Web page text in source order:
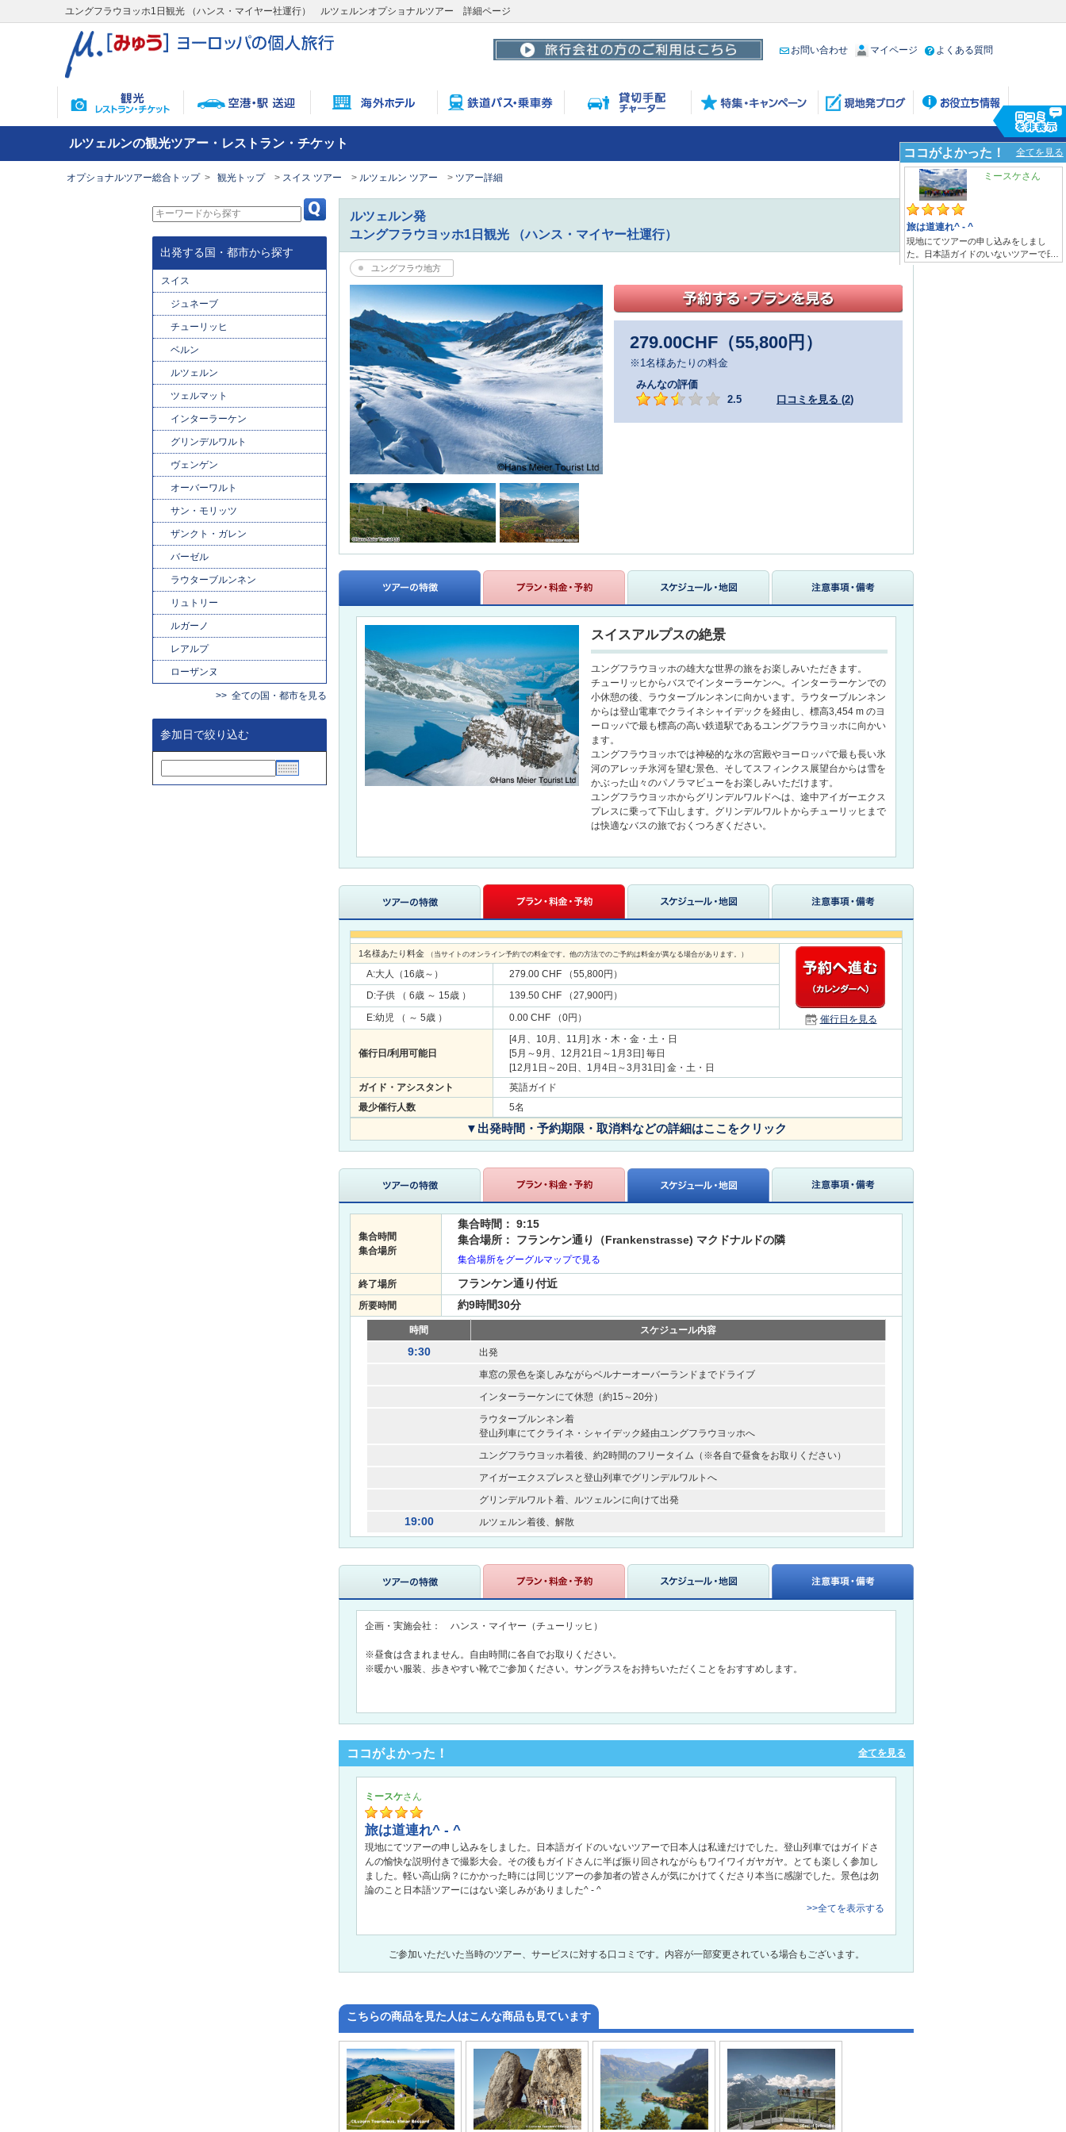
ユングフラウヨッホ1日観光 （ハンス・マイヤー社運行） ルツェルンオプショナルツアー 詳細ページ
お問い合わせ マイページ よくある質問
ルツェルンの観光ツアー・レストラン・チケット
オプショナルツアー総合トップ 観光トップ スイス ツアー ルツェルン ツアー ツアー詳細
出発する国・都市から探す
スイス
ジュネーブ
チューリッヒ
ベルン
ルツェルン
ツェルマット
インターラーケン
グリンデルワルト
ヴェンゲン
オーバーワルト
サン・モリッツ
ザンクト・ガレン
バーゼル
ラウターブルンネン
リュトリー
ルガーノ
レアルプ
ローザンヌ
全ての国・都市を見る
参加日で絞り込む
ルツェルン発
ユングフラウヨッホ1日観光 （ハンス・マイヤー社運行）
ユングフラウ地方
279.00CHF （55,800円）
※1名様あたりの料金
みんなの評価
2.5
口コミを見る (2)
スイスアルプスの絶景
ユングフラウヨッホの雄大な世界の旅をお楽しみいただきます。
チューリッヒからバスでインターラーケンへ。インターラーケンでの
小休憩の後、ラウターブルンネンに向かいます。ラウターブルンネン
からは登山電車でクライネシャイデックを経由し、標高3,454 m のヨ
ーロッパで最も標高の高い鉄道駅であるユングフラウヨッホに向かい
ます。
ユングフラウヨッホでは神秘的な氷の宮殿やヨーロッパで最も長い氷
河のアレッチ氷河を望む景色、そしてスフィンクス展望台からは雪を
かぶった山々のパノラマビューをお楽しみいただけます。
ユングフラウヨッホからグリンデルワルドへは、途中アイガーエクス
プレスに乗って下山します。グリンデルワルトからチューリッヒまで
は快適なバスの旅でおくつろぎください。
1名様あたり料金 （当サイトのオンライン予約での料金です。他の方法でのご予約は料金が異なる場合があります。）
催行日を見る
A:大人（16歳～）
279.00 CHF （55,800円）
D:子供 （ 6歳 ～ 15歳 ）
139.50 CHF （27,900円）
E:幼児 （ ～ 5歳 ）
0.00 CHF （0円）
催行日/利用可能日
[4月、10月、11月] 水・木・金・土・日
[5月～9月、12月21日～1月3日] 毎日
[12月1日～20日、1月4日～3月31日] 金・土・日
ガイド・アシスタント
英語ガイド
最少催行人数
5名
▼出発時間・予約期限・取消料などの詳細はここをクリック
集合時間
集合場所
集合時間： 9:15
集合場所： フランケン通り（Frankenstrasse) マクドナルドの隣
集合場所をグーグルマップで見る
終了場所 フランケン通り付近
所要時間 約9時間30分
時間 スケジュール内容
9:30
出発
車窓の景色を楽しみながらベルナーオーバーランドまでドライブ
インターラーケンにて休憩（約15～20分）
ラウターブルンネン着
登山列車にてクライネ・シャイデック経由ユングフラウヨッホへ
ユングフラウヨッホ着後、約2時間のフリータイム（※各自で昼食をお取りください）
アイガーエクスプレスと登山列車でグリンデルワルトへ
グリンデルワルト着、ルツェルンに向けて出発
19:00 ルツェルン着後、解散
企画・実施会社： ハンス・マイヤー（チューリッヒ）
※昼食は含まれません。自由時間に各自でお取りください。
※暖かい服装、歩きやすい靴でご参加ください。サングラスをお持ちいただくことをおすすめします。
ココがよかった！ 全てを見る
ミースケ
旅は道連れ^ - ^
現地にてツアーの申し込みをしました。日本語ガイドのいないツアーで日本人は私達だけでした。登山列車ではガイドさ
んの愉快な説明付きで撮影大会。その後もガイドさんに半ば振り回されながらもワイワイガヤガヤ。とても楽しく参加し
ました。軽い高山病？にかかった時には同じツアーの参加者の皆さんが気にかけてくださり本当に感謝でした。景色は勿
論のこと日本語ツアーにはない楽しみがありました^ - ^
>>全てを表示する
ご参加いただいた当時のツアー、サービスに対する口コミです。内容が一部変更されている場合もございます。
こちらの商品を見た人はこんな商品も見ています